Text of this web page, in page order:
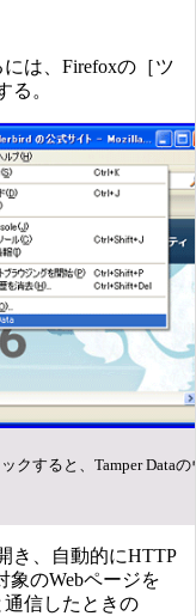
は、Firefoxの［ツ
る。
クすると、Tamper Data
き、自動的にHTTP
象のWebページを
通信したときの